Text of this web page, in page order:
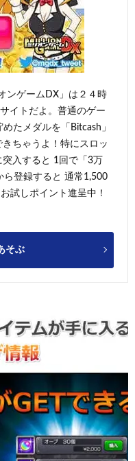
ンゲームDX」は２４時
イトだよ。普通のゲー
たメダルを「Bitcash」
ちゃうよ！特にスロッ
突入すると 1回で「3万
ら登録すると 通常1,500
試しポイント進呈中！
そぶ